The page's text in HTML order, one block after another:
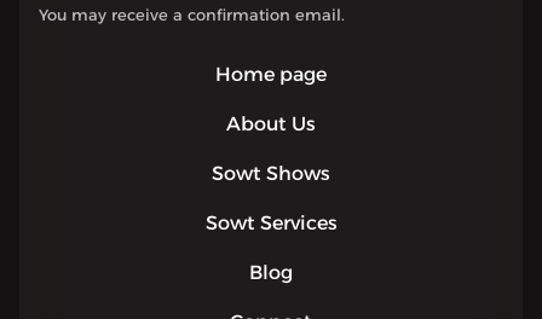
Home page
About Us
Sowt Shows
Sowt Services
Blog
You may receive a confirmation email.